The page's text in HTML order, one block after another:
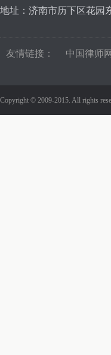
地址：济南市历下区花园
友情链接： 中国律师网
Copyright © 2009-2015. All rights